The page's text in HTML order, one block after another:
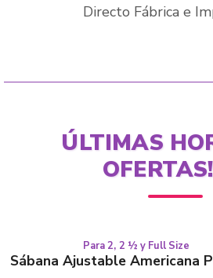
Directo Fábrica e
ÚLTIMAS
OFERTAS!
Para 2, 2 ½ y Full Size
Sábana Ajustable Americana
This
product